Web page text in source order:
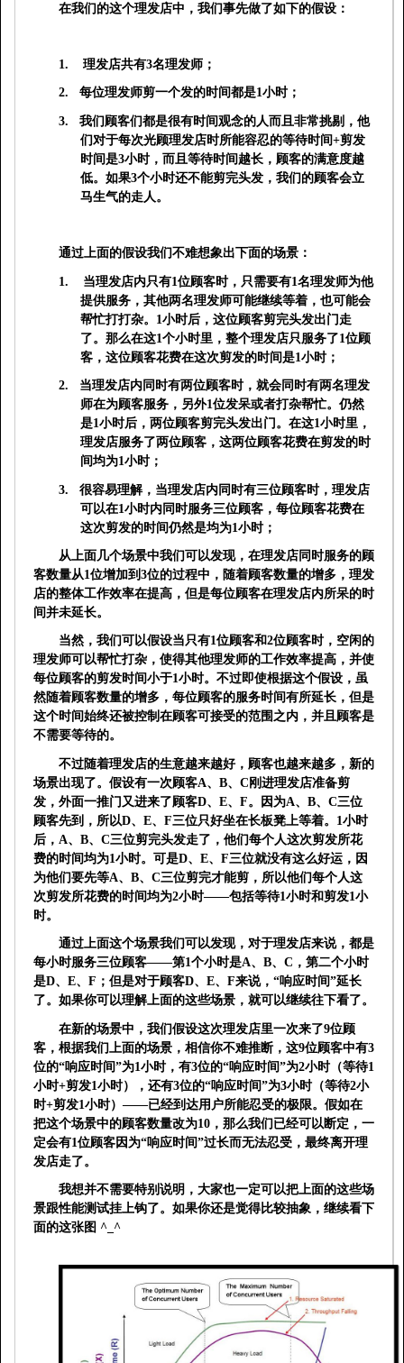
在我们的这个理发店中，我们事先做了如下的假设：
1. 理发店共有3名理发师；
2. 每位理发师剪一个发的时间都是1小时；
3.
我们顾客们都是很有时间观念的人而且非常挑剔，他
们对于每次光顾理发店时所能容忍的等待时间+剪发
时间是3小时，而且等待时间越长，顾客的满意度越
低。如果3个小时还不能剪完头发，我们的顾客会立
马生气的走人。
通过上面的假设我们不难想象出下面的场景：
1. 当理发店内只有1 位顾客时，只需要有1 名理发师为他
提供服务，其他两名理发师可能继续等着，也可能会
帮忙打打杂。 1 小时后，这位顾客剪完头发出门走
了。那么在这1 个小时里，整个理发店只服务了1 位顾
客，这位顾客花费在这次剪发的时间是1 小时；
2.
当理发店内同时有两位顾客时，就会同时有两名理发
师在为顾客服务，另外1位发呆或者打杂帮忙。仍然
是1小时后，两位顾客剪完头发出门。在这1小时里，
理发店服务了两位顾客，这两位顾客花费在剪发的时
间均为1小时；
3.
很容易理解，当理发店内同时有三位顾客时，理发店
可以在1小时内同时服务三位顾客，每位顾客花费在
这次剪发的时间仍然是均为1小时；
从上面几个场景中我们可以发现，在理发店同时服务的顾
客数量从1位增加到 3位的过程中，随着顾客数量的增多，理发
店的整体工作效率在提高，但是每位顾客在理发店内所呆的时
间并未延长。
当然，我们可以假设当只有1位顾客和2位顾客时，空闲的
理发师可以帮忙打杂，使得其他理发师的工作效率提高，并使
每位顾客的剪发时间小于1小时。不过即使根据这个假设，虽
然随着顾客数量的增多，每位顾客的服务时间有所延长，但是
这个时间始终还被控制在顾客可接受的范围之内，并且顾客是
不需要等待的。
不过随着理发店的生意越来越好，顾客也越来越多，新的
场景出现了。假设有一次顾客A、 B、 C 刚进理发店准备剪
发，外面一推门又进来了顾客D、 E、 F。因为A、 B、 C三位
顾客先到，所以D、 E、 F三位只好坐在长板凳上等着。 1 小时
后， A、 B、 C三位剪完头发走了，他们每个人这次剪发所花
费的时间均为1 小时。可是D、 E、 F三位就没有这么好运，因
为他们要先等A、 B、 C三位剪完才能剪，所以他们每个人这
次剪发所花费的时间均为2小时——包括等待1 小时和剪发1 小
时。
通过上面这个场景我们可以发现，对于理发店来说，都是
每小时服务三位顾客——第1个小时是A、 B、 C ，第二个小时
是D、 E、 F ；但是对于顾客D、 E、 F来说，“响应时间”延长
了。如果你可以理解上面的这些场景，就可以继续往下看了。
在新的场景中，我们假设这次理发店里一次来了9位顾
客，根据我们上面的场景，相信你不难推断，这9位顾客中有3
位的“响应时间”为1小时，有3位的“响应时间”为2小时（等待1
小时+剪发1小时），还有3位的“响应时间”为3小时（等待2小
时+剪发1小时）——已经到达用户所能忍受的极限。假如在
把这个场景中的顾客数量改为10 ，那么我们已经可以断定，一
定会有1位顾客因为“响应时间”过长而无法忍受，最终离开理
发店走了。
我想并不需要特别说明，大家也一定可以把上面的这些场
景跟性能测试挂上钩了。如果你还是觉得比较抽象，继续看下
面的这张图 ^_^